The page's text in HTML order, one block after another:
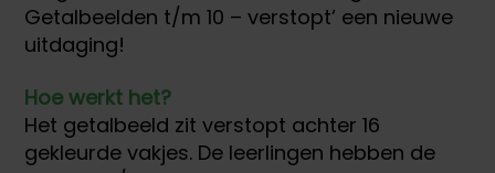
Getalbeelden t/m 10 – verstopt’ een nieuwe
uitdaging!
Hoe werkt het?
Het getalbeeld zit verstopt achter 16
gekleurde vakjes. De leerlingen hebben de